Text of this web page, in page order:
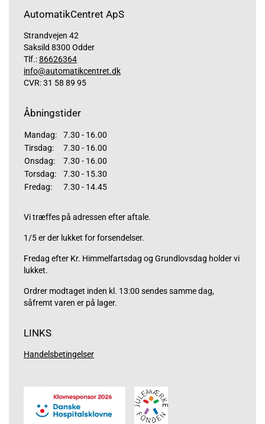
AutomatikCentret ApS
Strandvejen 42
Saksild 8300 Odder
Tlf.:86626364
info@automatikcentret.dk
CVR: 31 58 89 95
Åbningstider
Mandag:
7.30 - 16.00
Tirsdag:
7.30 - 16.00
Onsdag:
7.30 - 16.00
Torsdag:
7.30 - 15.30
Fredag:
7.30 - 14.45
Vi træffes på adressen efter aftale.
1/5 er der lukket for forsendelser.
Fredag efter Kr. Himmelfartsdag og Grundlovsdag holder vi
lukket.
Ordrer modtaget inden kl. 13:00 sendes samme dag,
såfremt varen er på lager.
LINKS
Handelsbetingelser